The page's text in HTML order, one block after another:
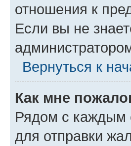
отношения к
Если вы не
Вернуться к
Как мне
Рядом с каждым
для отправки